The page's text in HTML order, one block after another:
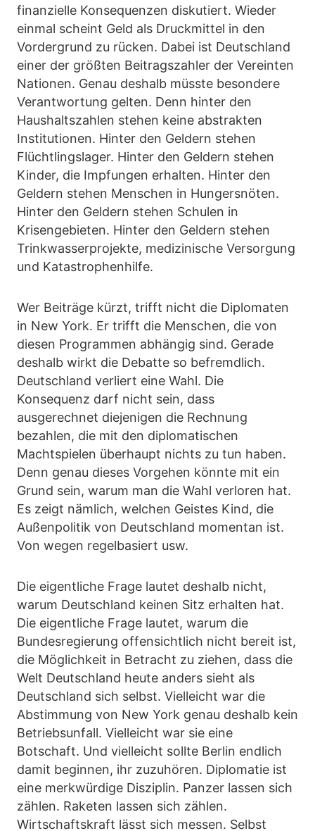
finanzielle Konsequenzen diskutiert. Wieder
einmal scheint Geld als Druckmittel in den
Vordergrund zu rücken. Dabei ist Deutschland
einer der größten Beitragszahler der Vereinten
Nationen. Genau deshalb müsste besondere
Verantwortung gelten. Denn hinter den
Haushaltszahlen stehen keine abstrakten
Institutionen. Hinter den Geldern stehen
Flüchtlingslager. Hinter den Geldern stehen
Kinder, die Impfungen erhalten. Hinter den
Geldern stehen Menschen in Hungersnöten.
Hinter den Geldern stehen Schulen in
Krisengebieten. Hinter den Geldern stehen
Trinkwasserprojekte, medizinische Versorgung
und Katastrophenhilfe.
Wer Beiträge kürzt, trifft nicht die Diplomaten
in New York. Er trifft die Menschen, die von
diesen Programmen abhängig sind. Gerade
deshalb wirkt die Debatte so befremdlich.
Deutschland verliert eine Wahl. Die
Konsequenz darf nicht sein, dass
ausgerechnet diejenigen die Rechnung
bezahlen, die mit den diplomatischen
Machtspielen überhaupt nichts zu tun haben.
Denn genau dieses Vorgehen könnte mit ein
Grund sein, warum man die Wahl verloren hat.
Es zeigt nämlich, welchen Geistes Kind, die
Außenpolitik von Deutschland momentan ist.
Von wegen regelbasiert usw.
Die eigentliche Frage lautet deshalb nicht,
warum Deutschland keinen Sitz erhalten hat.
Die eigentliche Frage lautet, warum die
Bundesregierung offensichtlich nicht bereit ist,
die Möglichkeit in Betracht zu ziehen, dass die
Welt Deutschland heute anders sieht als
Deutschland sich selbst. Vielleicht war die
Abstimmung von New York genau deshalb kein
Betriebsunfall. Vielleicht war sie eine
Botschaft. Und vielleicht sollte Berlin endlich
damit beginnen, ihr zuzuhören. Diplomatie ist
eine merkwürdige Disziplin. Panzer lassen sich
zählen. Raketen lassen sich zählen.
Wirtschaftskraft lässt sich messen. Selbst